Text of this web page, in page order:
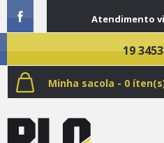
Atendimento
19
Minha sacola - 0